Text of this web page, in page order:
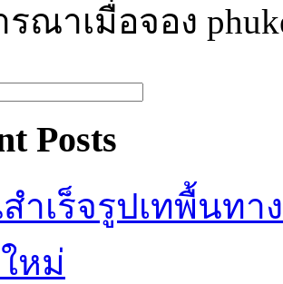
ณาเมื่อจอง
Posts
ำเร็จรูปเทพื้นทา
หม่